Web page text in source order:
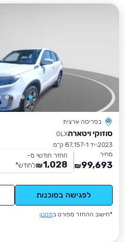
בפריסה ארצית
סוזוקי ויטארהGLX
2023 יד 1
87,157 ק״מ
מחיר
99,693
₪
החזר חודשי מ-
1,028
₪לחודש*
לפגישה בסוכנות
*חישוב ההחזר מפורט בתקנון